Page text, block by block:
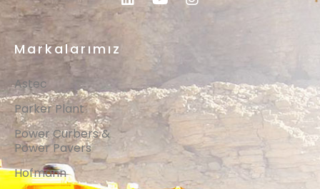
Markalarımız
Astec
Parker Plant
Power Curbers &
Power Pavers
Hofmann